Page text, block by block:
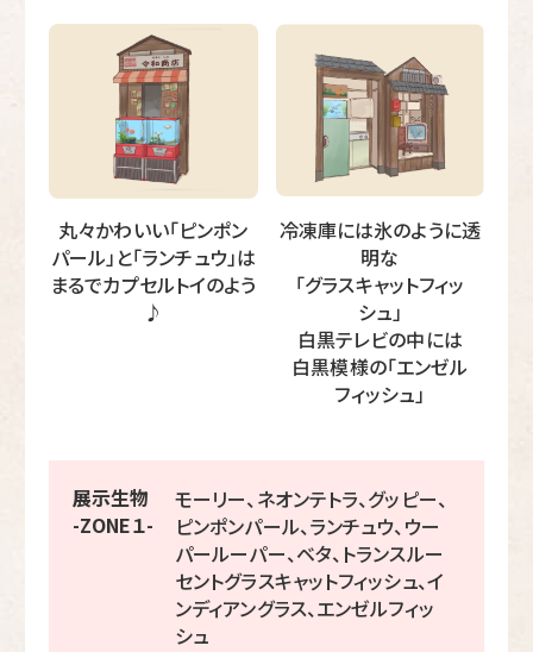
丸々かわいい「ピンポン
パール」と「ランチュウ」は
まるでカプセルトイのよう
♪
冷凍庫には氷のように透
明な
「グラスキャットフィッ
シュ」
白黒テレビの中には
白黒模様の「エンゼル
フィッシュ」
展示生物
-ZONE１-
モーリー、ネオンテトラ、グッピー、
ピンポンパール、ランチュウ、ウー
パールーパー、ベタ、トランスルー
セントグラスキャットフィッシュ、イ
ンディアングラス、エンゼルフィッ
シュ